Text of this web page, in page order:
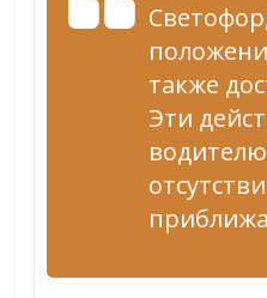
также
Эти